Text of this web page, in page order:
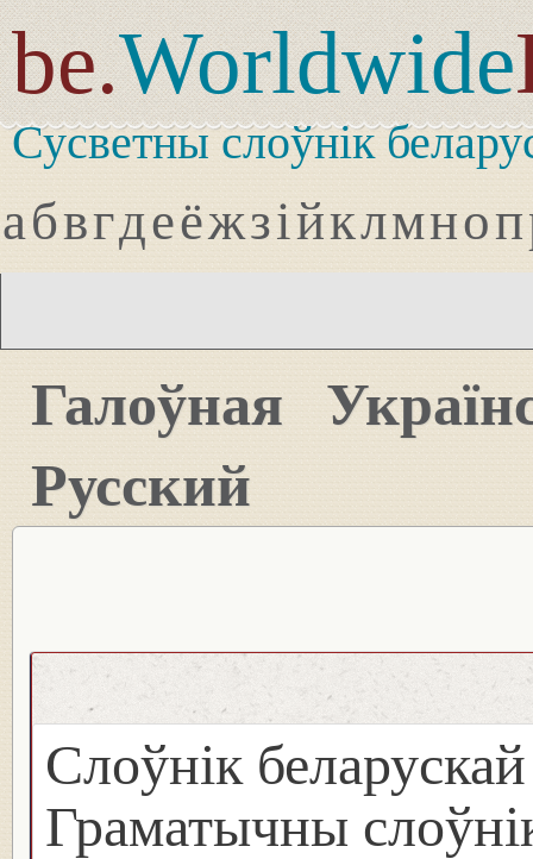
be.Worldwide
Сусветны слоўнік
абвгдеёжзійклмноп
Галоўная
Русский
Слоўнік
Граматычны